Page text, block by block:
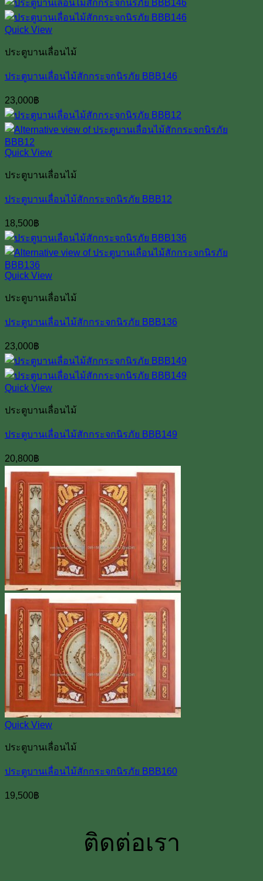
Quick View
ประตูบานเลื่อนไม้
ประตูบานเลื่อนไม้สักกระจกนิรภัย BBB146
23,000฿
Quick View
ประตูบานเลื่อนไม้
ประตูบานเลื่อนไม้สักกระจกนิรภัย BBB12
18,500฿
Quick View
ประตูบานเลื่อนไม้
ประตูบานเลื่อนไม้สักกระจกนิรภัย BBB136
23,000฿
Quick View
ประตูบานเลื่อนไม้
ประตูบานเลื่อนไม้สักกระจกนิรภัย BBB149
20,800฿
Quick View
ประตูบานเลื่อนไม้
ประตูบานเลื่อนไม้สักกระจกนิรภัย BBB160
19,500฿
ติดต่อเรา